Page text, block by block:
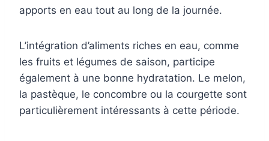
apports en eau tout au long de la journée.
L’intégration d’aliments riches en eau, comme
les fruits et légumes de saison, participe
également à une bonne hydratation. Le melon,
la pastèque, le concombre ou la courgette sont
particulièrement intéressants à cette période.